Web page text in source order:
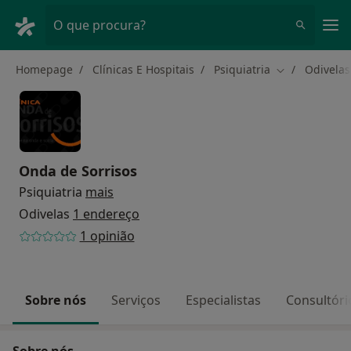
O que procura?
Homepage Clínicas E Hospitais Psiquiatria Mudar deOdivelas
Onda de Sorrisos
Psiquiatria mais
Odivelas 1 endereço
1 opinião
Sobre nós Serviços Especialistas